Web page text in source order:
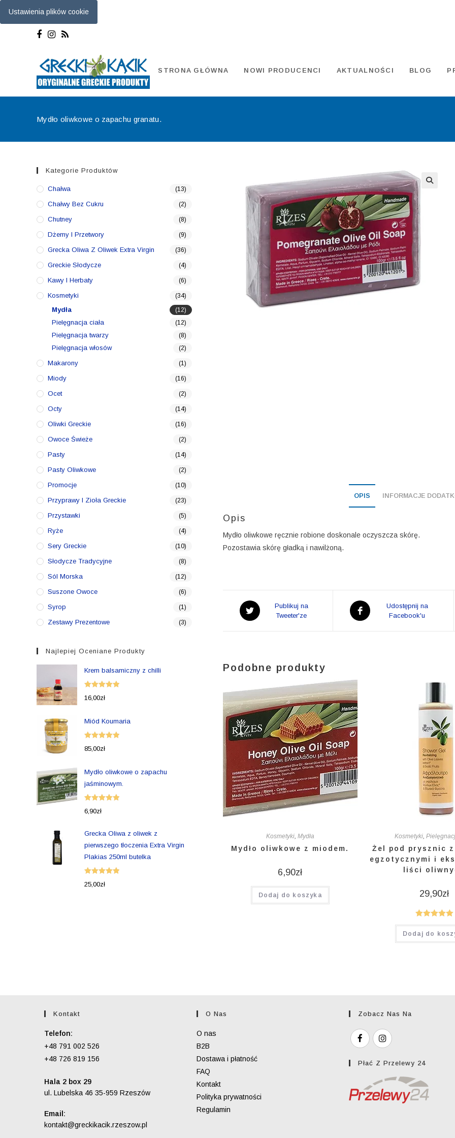
Ustawienia plików cookie
STRONA GŁÓWNA NOWI PRODUCENCI AKTUALNOŚCI BLOG
Mydło oliwkowe o zapachu granatu.
OPIS INFORMACJE
Opis
Mydło oliwkowe ręcznie robione doskonale oczyszcza skórę.
Pozostawia skórę gładką i nawilżoną.
Opens
in
Publikuj na
Tweeter'ze
Opens
in
Udostępnij na
Facebook'u
Podobne produkty
Kosmetyki, Mydła
Mydło oliwkowe z miodem.
6,90zł
Dodaj do koszyka
Kosmetyki,
Żel pod prysznic z
egzotycznymi i
liści
29,90zł
Oceniono
5.00na 5
Dodaj do
Kategorie Produktów
Chałwa (13)
Chałwy Bez Cukru (2)
Chutney (8)
Dżemy I Przetwory (9)
Grecka Oliwa Z Oliwek Extra Virgin (36)
Greckie Słodycze (4)
Kawy I Herbaty (6)
Kosmetyki (34)
Mydła (12)
Pielęgnacja ciała (12)
Pielęgnacja twarzy (8)
Pielęgnacja włosów (2)
Makarony (1)
Miody (16)
Ocet (2)
Octy (14)
Oliwki Greckie (16)
Owoce Świeże (2)
Pasty (14)
Pasty Oliwkowe (2)
Promocje (10)
Przyprawy I Zioła Greckie (23)
Przystawki (5)
Ryże (4)
Sery Greckie (10)
Słodycze Tradycyjne (8)
Sól Morska (12)
Suszone Owoce (6)
Syrop (1)
Zestawy Prezentowe (3)
Najlepiej Oceniane Produkty
Krem balsamiczny z chilli
Oceniono
16,00zł
Miód Koumaria
Oceniono
85,00zł
Mydło oliwkowe o zapachu
jaśminowym.
Oceniono
6,90zł
Grecka Oliwa z oliwek z
pierwszego tłoczenia Extra Virgin
Plakias 250ml butelka
Oceniono
25,00zł
Kontakt
Telefon:
+48 791 002 526
+48 726 819 156
Hala 2 box 29
ul. Lubelska 46 35-959 Rzeszów
Email:
kontakt@greckikacik.rzeszow.pl
O Nas
O nas
B2B
Dostawa i płatność
FAQ
Kontakt
Polityka prywatności
Regulamin
Zobacz Nas Na
Płać Z Przelewy 24